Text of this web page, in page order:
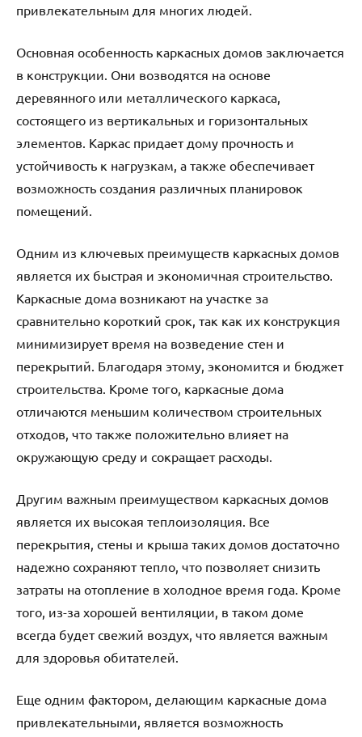
привлекательным для многих людей.
Основная особенность каркасных домов заключается
в конструкции. Они возводятся на основе
деревянного или металлического каркаса,
состоящего из вертикальных и горизонтальных
элементов. Каркас придает дому прочность и
устойчивость к нагрузкам, а также обеспечивает
возможность создания различных планировок
помещений.
Одним из ключевых преимуществ каркасных домов
является их быстрая и экономичная строительство.
Каркасные дома возникают на участке за
сравнительно короткий срок, так как их конструкция
минимизирует время на возведение стен и
перекрытий. Благодаря этому, экономится и бюджет
строительства. Кроме того, каркасные дома
отличаются меньшим количеством строительных
отходов, что также положительно влияет на
окружающую среду и сокращает расходы.
Другим важным преимуществом каркасных домов
является их высокая теплоизоляция. Все
перекрытия, стены и крыша таких домов достаточно
надежно сохраняют тепло, что позволяет снизить
затраты на отопление в холодное время года. Кроме
того, из-за хорошей вентиляции, в таком доме
всегда будет свежий воздух, что является важным
для здоровья обитателей.
Еще одним фактором, делающим каркасные дома
привлекательными, является возможность